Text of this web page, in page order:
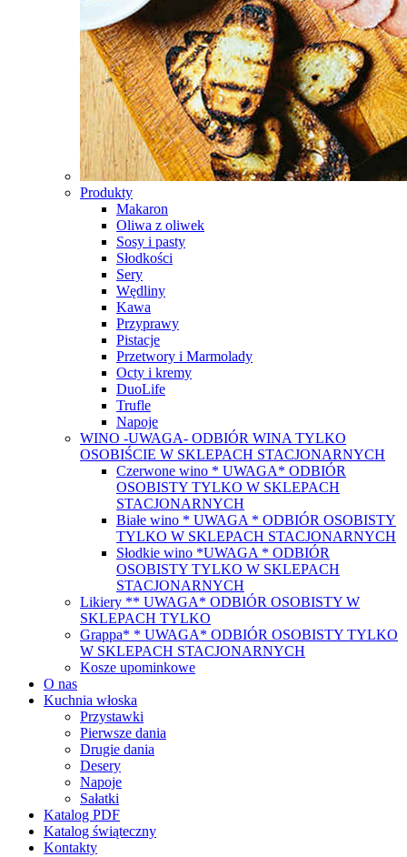
Produkty
Makaron
Oliwa z oliwek
Sosy i pasty
Słodkości
Sery
Wędliny
Kawa
Przyprawy
Pistacje
Przetwory i Marmolady
Octy i kremy
DuoLife
Trufle
Napoje
WINO -UWAGA- ODBIÓR WINA TYLKO
OSOBIŚCIE W SKLEPACH STACJONARNYCH
Czerwone wino * UWAGA* ODBIÓR
OSOBISTY TYLKO W SKLEPACH
STACJONARNYCH
Białe wino * UWAGA * ODBIÓR OSOBISTY
TYLKO W SKLEPACH STACJONARNYCH
Słodkie wino *UWAGA * ODBIÓR
OSOBISTY TYLKO W SKLEPACH
STACJONARNYCH
Likiery ** UWAGA* ODBIÓR OSOBISTY W
SKLEPACH TYLKO
Grappa* * UWAGA* ODBIÓR OSOBISTY TYLKO
W SKLEPACH STACJONARNYCH
Kosze upominkowe
O nas
Kuchnia włoska
Przystawki
Pierwsze dania
Drugie dania
Desery
Napoje
Sałatki
Katalog PDF
Katalog świąteczny
Kontakty